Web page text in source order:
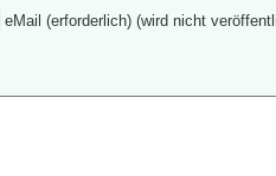
eMail (erforderlich) (wird nicht